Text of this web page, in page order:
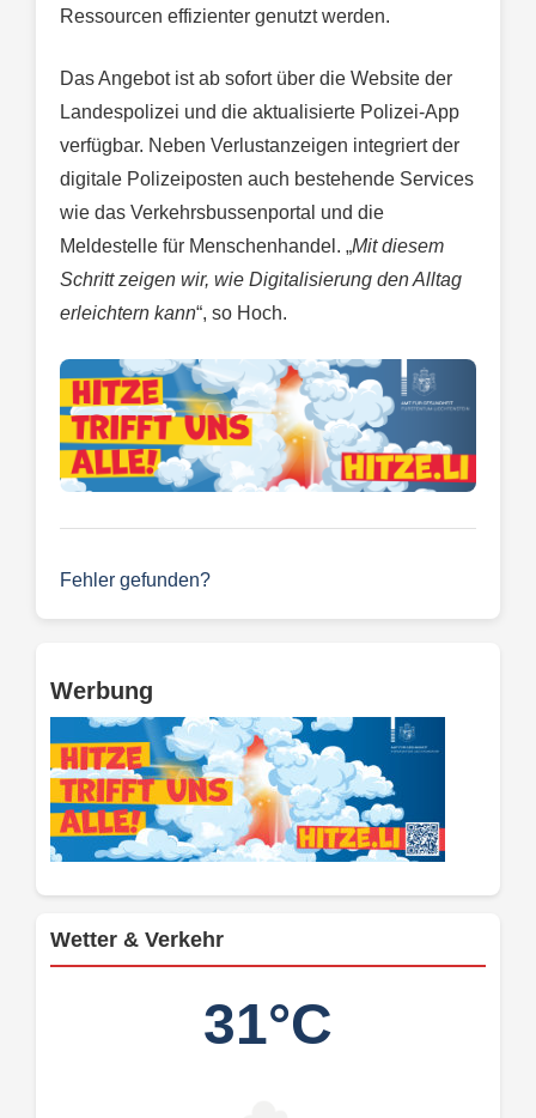
Ressourcen effizienter genutzt werden.
Das Angebot ist ab sofort über die Website der
Landespolizei und die aktualisierte Polizei-App
verfügbar. Neben Verlustanzeigen integriert der
digitale Polizeiposten auch bestehende Services
wie das Verkehrsbussenportal und die
Meldestelle für Menschenhandel. „Mit diesem
Schritt zeigen wir, wie Digitalisierung den Alltag
erleichtern kann“, so Hoch.
Fehler gefunden?
Werbung
Wetter & Verkehr
31°C